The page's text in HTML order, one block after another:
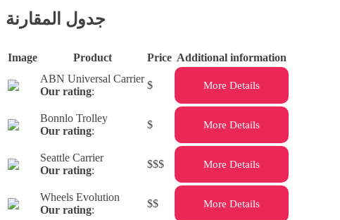
جدول المقارنة
Image Product Price Additional information
ABN Universal Carrier
Our rating:
$ More Details
Bonnlo Trolley
Our rating:
$ More Details
Seattle Carrier
Our rating:
$$$ More Details
Wheels Evolution
Our rating:
$$ More Details